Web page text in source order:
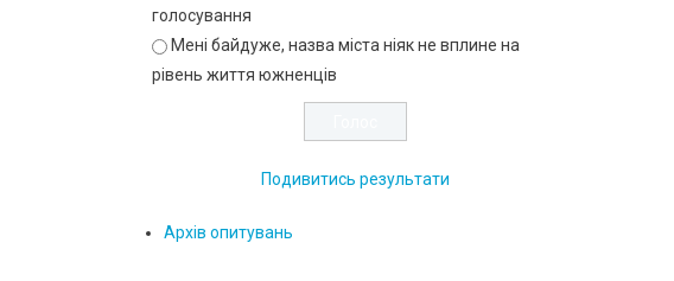
голосування
Мені байдуже, назва міста ніяк не вплине на
рівень життя южненців
Подивитись результати
Архів опитувань